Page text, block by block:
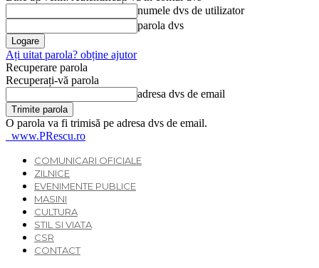
numele dvs de utilizator
parola dvs
Ați uitat parola? obține ajutor
Recuperare parola
Recuperați-vă parola
adresa dvs de email
O parola va fi trimisă pe adresa dvs de email.
www.PRescu.ro
COMUNICARI OFICIALE
ZILNICE
EVENIMENTE PUBLICE
MASINI
CULTURA
STIL SI VIATA
CSR
CONTACT